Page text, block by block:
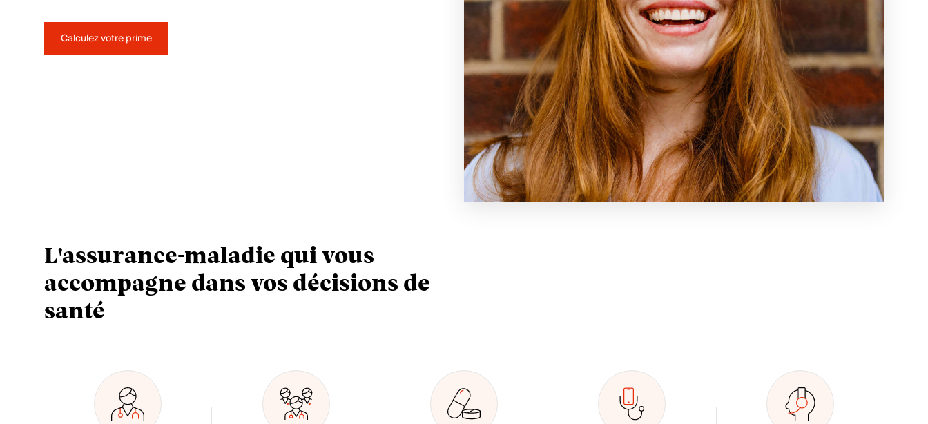
Contacter un conseiller
FAQ
Toutes nos offres
Calculez votre prime
L'assurance-maladie qui vous
accompagne dans vos décisions de
santé